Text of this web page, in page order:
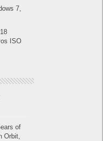
7,
ISO
of
Orbit,